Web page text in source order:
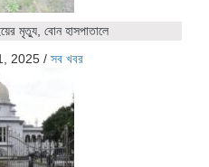
মৃত্যু, বোন হাসপাতালে
2025 / সব খবর